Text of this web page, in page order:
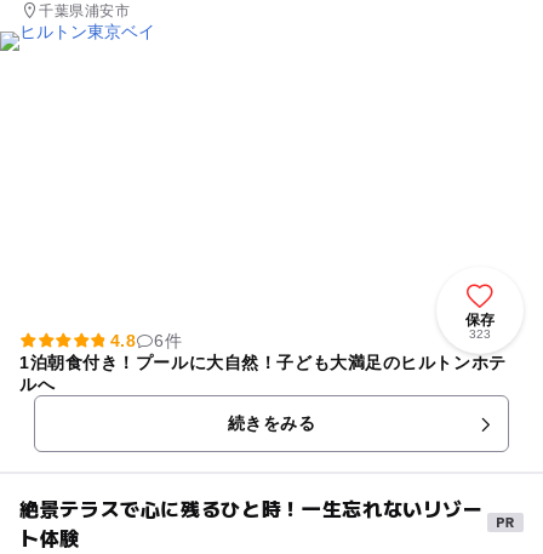
千葉県浦安市
保存
323
4.8
6件
1泊朝食付き！プールに大自然！子ども大満足のヒルトンホテ
ルへ
続きをみる
絶景テラスで心に残るひと時！一生忘れないリゾー
ト体験